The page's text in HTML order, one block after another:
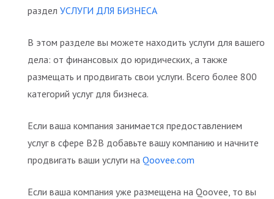
раздел УСЛУГИ ДЛЯ БИЗНЕСА
В этом разделе вы можете находить услуги для вашего
дела: от финансовых до юридических, а также
размещать и продвигать свои услуги. Всего более 800
категорий услуг для бизнеса.
Если ваша компания занимается предоставлением
услуг в сфере B2B добавьте вашу компанию и начните
продвигать ваши услуги на Qoovee.com
Если ваша компания уже размещена на Qoovee, то вы